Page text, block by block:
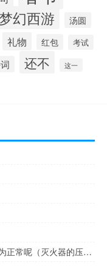
梦幻西游 汤圆
礼物 红包 考试
还不 这一
灭火器的压力表指针在什么位置时压力为正常呢（灭火器的压力表指针指在什么位置时表示压力为正常）